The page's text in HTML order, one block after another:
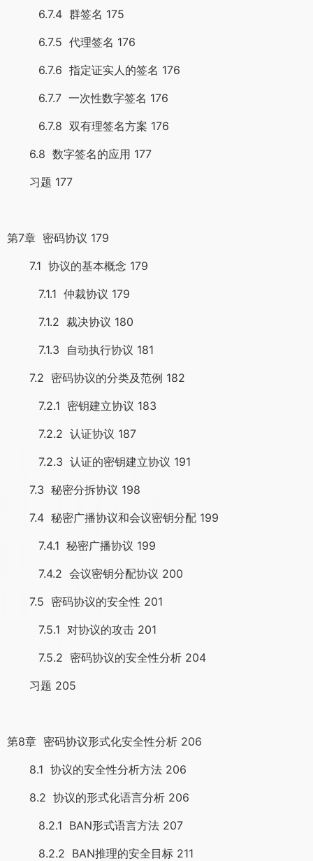
6.7.4 群签名 175
6.7.5 代理签名 176
6.7.6 指定证实人的签名 176
6.7.7 一次性数字签名 176
6.7.8 双有理签名方案 176
6.8 数字签名的应用 177
习题 177
第7章 密码协议 179
7.1 协议的基本概念 179
7.1.1 仲裁协议 179
7.1.2 裁决协议 180
7.1.3 自动执行协议 181
7.2 密码协议的分类及范例 182
7.2.1 密钥建立协议 183
7.2.2 认证协议 187
7.2.3 认证的密钥建立协议 191
7.3 秘密分拆协议 198
7.4 秘密广播协议和会议密钥分配 199
7.4.1 秘密广播协议 199
7.4.2 会议密钥分配协议 200
7.5 密码协议的安全性 201
7.5.1 对协议的攻击 201
7.5.2 密码协议的安全性分析 204
习题 205
第8章 密码协议形式化安全性分析 206
8.1 协议的安全性分析方法 206
8.2 协议的形式化语言分析 206
8.2.1 BAN形式语言方法 207
8.2.2 BAN推理的安全目标 211